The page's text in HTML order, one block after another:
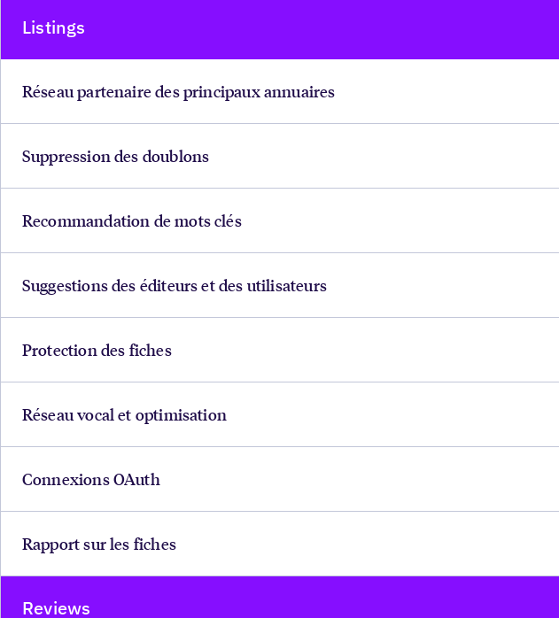
Listings
Réseau partenaire des principaux annuaires
Suppression des doublons
Recommandation de mots clés
Suggestions des éditeurs et des utilisateurs
Protection des fiches
Réseau vocal et optimisation
Connexions OAuth
Rapport sur les fiches
Reviews